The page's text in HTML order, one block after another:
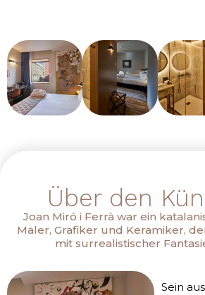
Über den
Joan Miró i Ferrà war ein
Maler, Grafiker und Keramiker,
mit surrealistischer
Sein